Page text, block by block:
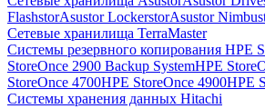
FlashstorAsustor LockerstorAsustor
Сетевые хранилища TerraMaster
Системы резервного копирования HPE
StoreOnce 2900 Backup SystemHPE
StoreOnce 4700HPE StoreOnce 4900HPE
Системы хранения данных Hitachi